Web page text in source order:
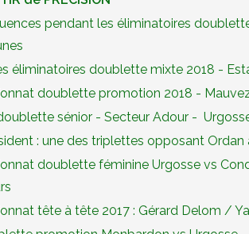
pendant les éliminatoires
éliminatoires doublette mixte 2018 -
doublette promotion 2018 -
sénior - Secteur Adour -
: une des triplettes opposant Ordan
doublette féminine Urgosse vs
tête à tête 2017 : Gérard Delom /